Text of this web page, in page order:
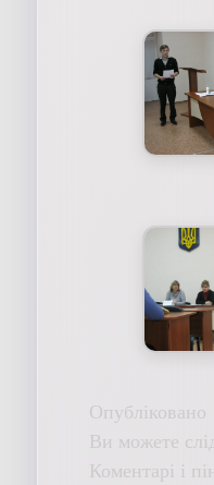
Ви можете
Коментарі і